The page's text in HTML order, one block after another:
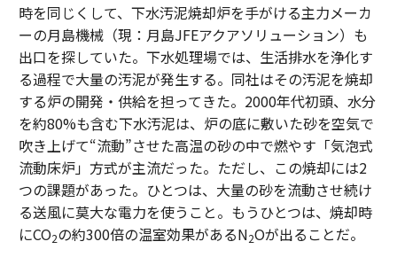
時を同じくして、下水汚泥焼却炉を手がける主力メーカ
ーの月島機械（現：月島JFEアクアソリューション）も
出口を探していた。下水処理場では、生活排水を浄化す
る過程で大量の汚泥が発生する。同社はその汚泥を焼却
する炉の開発・供給を担ってきた。2000年代初頭、水分
を約80%も含む下水汚泥は、炉の底に敷いた砂を空気で
吹き上げて“流動”させた高温の砂の中で燃やす「気泡式
流動床炉」方式が主流だった。ただし、この焼却には2
つの課題があった。ひとつは、大量の砂を流動させ続け
る送風に莫大な電力を使うこと。もうひとつは、焼却時
にCO2の約300倍の温室効果があるN2Oが出ることだ。